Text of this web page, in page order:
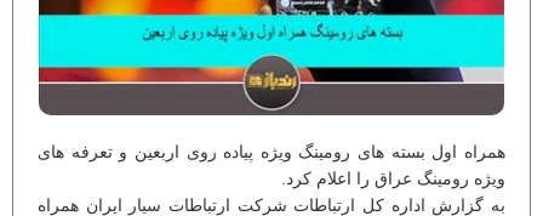
همراه اول بسته های رومینگ ویژه پیاده روی اربعین و تعرفه های
ویژه رومینگ عراق را اعلام کرد.
به گزارش اداره کل ارتباطات شرکت ارتباطات سیار ایران همراه